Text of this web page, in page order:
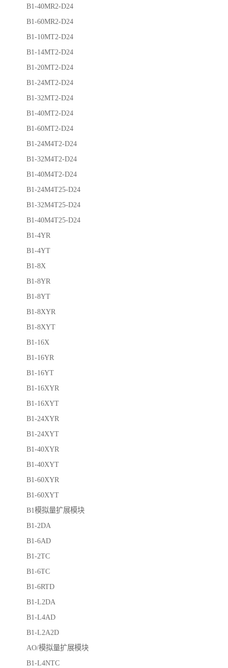
B1-40MR2-D24
B1-60MR2-D24
B1-10MT2-D24
B1-14MT2-D24
B1-20MT2-D24
B1-24MT2-D24
B1-32MT2-D24
B1-40MT2-D24
B1-60MT2-D24
B1-24M4T2-D24
B1-32M4T2-D24
B1-40M4T2-D24
B1-24M4T25-D24
B1-32M4T25-D24
B1-40M4T25-D24
B1-4YR
B1-4YT
B1-8X
B1-8YR
B1-8YT
B1-8XYR
B1-8XYT
B1-16X
B1-16YR
B1-16YT
B1-16XYR
B1-16XYT
B1-24XYR
B1-24XYT
B1-40XYR
B1-40XYT
B1-60XYR
B1-60XYT
B1模拟量扩展模块
B1-2DA
B1-6AD
B1-2TC
B1-6TC
B1-6RTD
B1-L2DA
B1-L4AD
B1-L2A2D
AO/模拟量扩展模块
B1-L4NTC